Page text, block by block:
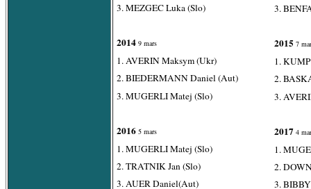
3. MEZGEC Luka (Slo)
2014 9 mars
1. AVERIN Maksym (Ukr)
2. BIEDERMANN Daniel (Aut)
3. MUGERLI Matej (Slo)
2016 5 mars
1. MUGERLI Matej (Slo)
2. TRATNIK Jan (Slo)
3. AUER Daniel(Aut)
3.
2015 7
1.
2.
3.
2017 4
1.
2.
3.